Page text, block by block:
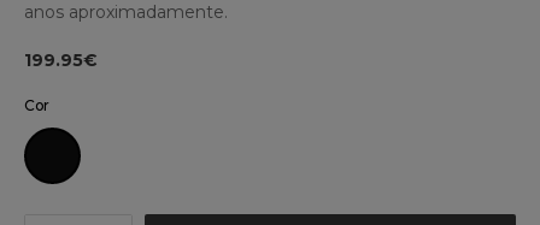
anos aproximadamente.
199.95€
Cor